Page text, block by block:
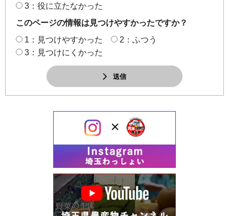
3：役に立たなかった
このページの情報は見つけやすかったですか？
1：見つけやすかった
2：ふつう
3：見つけにくかった
送信